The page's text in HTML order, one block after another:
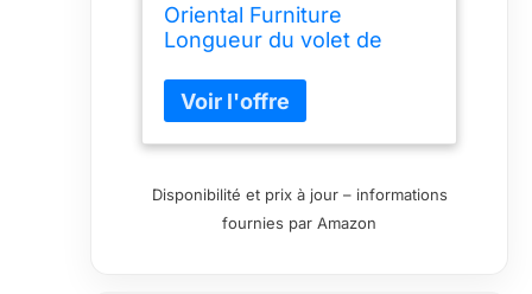
Oriental Furniture
Longueur du volet de
Shoji écran de
confidentialité séparateur
de pièce, 4 panneaux en
Disponibilité et prix à jour – informations
fournies par Amazon